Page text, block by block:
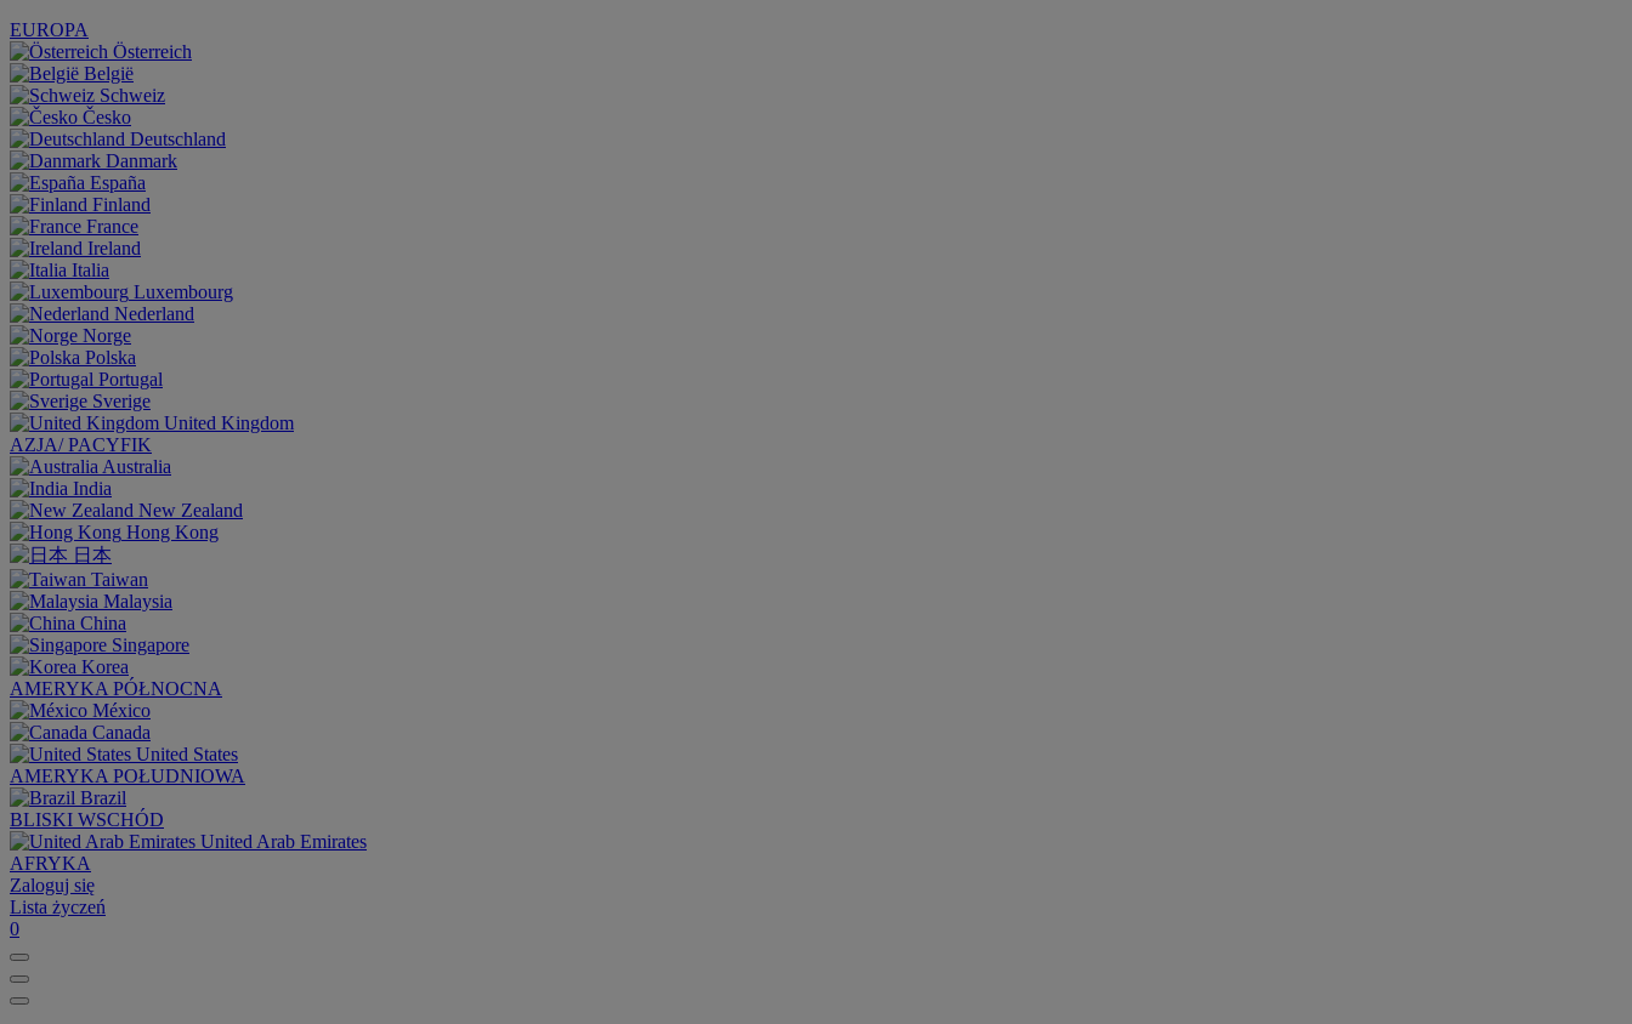
EUROPA
Österreich
België
Schweiz
Česko
Deutschland
Danmark
España
Finland
France
Ireland
Italia
Luxembourg
Nederland
Norge
Polska
Portugal
Sverige
United Kingdom
AZJA/ PACYFIK
Australia
India
New Zealand
Hong Kong
日本
Taiwan
Malaysia
China
Singapore
Korea
AMERYKA PÓŁNOCNA
México
Canada
United States
AMERYKA POŁUDNIOWA
Brazil
BLISKI WSCHÓD
United Arab Emirates
AFRYKA
Zaloguj się
Lista życzeń
0